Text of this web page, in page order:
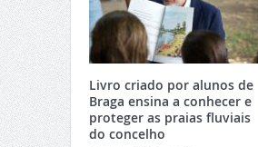
Livro criado por alunos de
Braga ensina a conhecer e
proteger as praias fluviais
do concelho